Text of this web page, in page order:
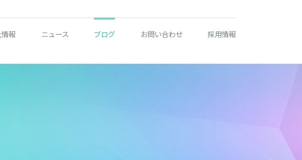
報 ニュース ブログ お問い合わせ 採用情報